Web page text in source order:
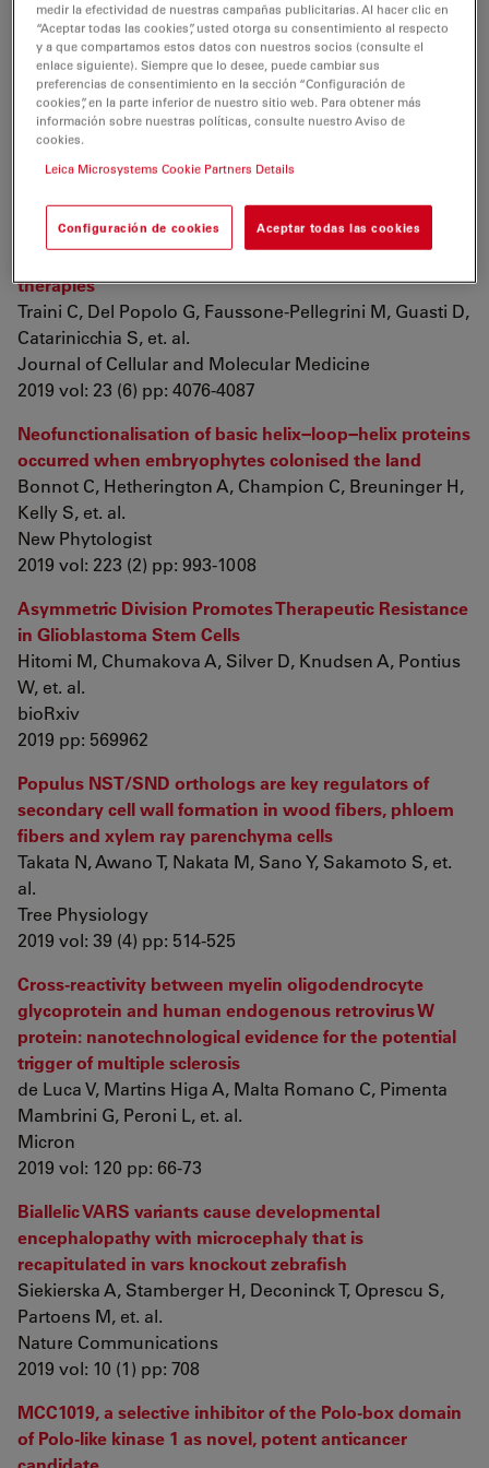
Telocytes constitute a widespread interstitial
meshwork in the lamina propria and underlying
striated muscle of human tongue
Rosa I, Taverna C, Novelli L, Marini M, Ibba-Manneschi
L, et. al.
Scientific Reports
2019 vol: 9 (1) pp: 5858
Nerve sprouting and neurogenic inflammation
characterize the neurogenic detrusor overactive
therapies
Traini C, Del Popolo G, Faussone‐Pellegrini M, Guasti D,
Catarinicchia S, et. al.
Journal of Cellular and Molecular Medicine
2019 vol: 23 (6) pp: 4076-4087
Neofunctionalisation of basic helix−loop−helix proteins
occurred when embryophytes colonised the land
Bonnot C, Hetherington A, Champion C, Breuninger H,
Kelly S, et. al.
New Phytologist
2019 vol: 223 (2) pp: 993-1008
Asymmetric Division Promotes Therapeutic Resistance
in Glioblastoma Stem Cells
Hitomi M, Chumakova A, Silver D, Knudsen A, Pontius
W, et. al.
bioRxiv
2019 pp: 569962
Populus NST/SND orthologs are key regulators of
secondary cell wall formation in wood fibers, phloem
fibers and xylem ray parenchyma cells
Takata N, Awano T, Nakata M, Sano Y, Sakamoto S, et.
al.
Tree Physiology
2019 vol: 39 (4) pp: 514-525
Cross-reactivity between myelin oligodendrocyte
glycoprotein and human endogenous retrovirus W
protein: nanotechnological evidence for the potential
trigger of multiple sclerosis
de Luca V, Martins Higa A, Malta Romano C, Pimenta
Mambrini G, Peroni L, et. al.
Micron
2019 vol: 120 pp: 66-73
Biallelic VARS variants cause developmental
encephalopathy with microcephaly that is
recapitulated in vars knockout zebrafish
Siekierska A, Stamberger H, Deconinck T, Oprescu S,
Partoens M, et. al.
Nature Communications
2019 vol: 10 (1) pp: 708
MCC1019, a selective inhibitor of the Polo-box domain
of Polo-like kinase 1 as novel, potent anticancer
medir la efectividad de nuestras campañas publicitarias. Al hacer clic en
“Aceptar todas las cookies”, usted otorga su consentimiento al respecto
y a que compartamos estos datos con nuestros socios (consulte el
enlace siguiente). Siempre que lo desee, puede cambiar sus
preferencias de consentimiento en la sección “Configuración de
cookies”, en la parte inferior de nuestro sitio web. Para obtener más
información sobre nuestras políticas, consulte nuestro Aviso de
cookies.
Leica Microsystems Cookie Partners Details
Configuración de cookies Aceptar todas las cookies